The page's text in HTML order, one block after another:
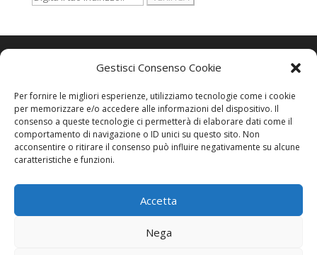
Gestisci Consenso Cookie
Per fornire le migliori esperienze, utilizziamo tecnologie come i cookie
per memorizzare e/o accedere alle informazioni del dispositivo. Il
consenso a queste tecnologie ci permetterà di elaborare dati come il
comportamento di navigazione o ID unici su questo sito. Non
acconsentire o ritirare il consenso può influire negativamente su alcune
caratteristiche e funzioni.
Accetta
Nega
KUBOKTO SRL
SEDE LEGALE:
PIAZZALE GENNARO BIGUZZI 20 47521 CESENA
VIA CALCINARO 2085/5 47521 CESENA